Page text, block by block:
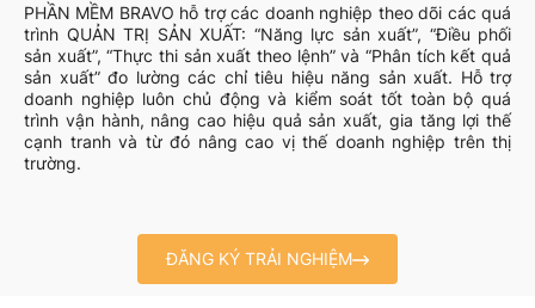
PHẦN MỀM BRAVO hỗ trợ các doanh nghiệp theo dõi các quá
trình QUẢN TRỊ SẢN XUẤT: “Năng lực sản xuất”, “Điều phối
sản xuất”, “Thực thi sản xuất theo lệnh” và “Phân tích kết quả
sản xuất” đo lường các chỉ tiêu hiệu năng sản xuất. Hỗ trợ
doanh nghiệp luôn chủ động và kiểm soát tốt toàn bộ quá
trình vận hành, nâng cao hiệu quả sản xuất, gia tăng lợi thế
cạnh tranh và từ đó nâng cao vị thế doanh nghiệp trên thị
trường.
ĐĂNG KÝ TRẢI NGHIỆM